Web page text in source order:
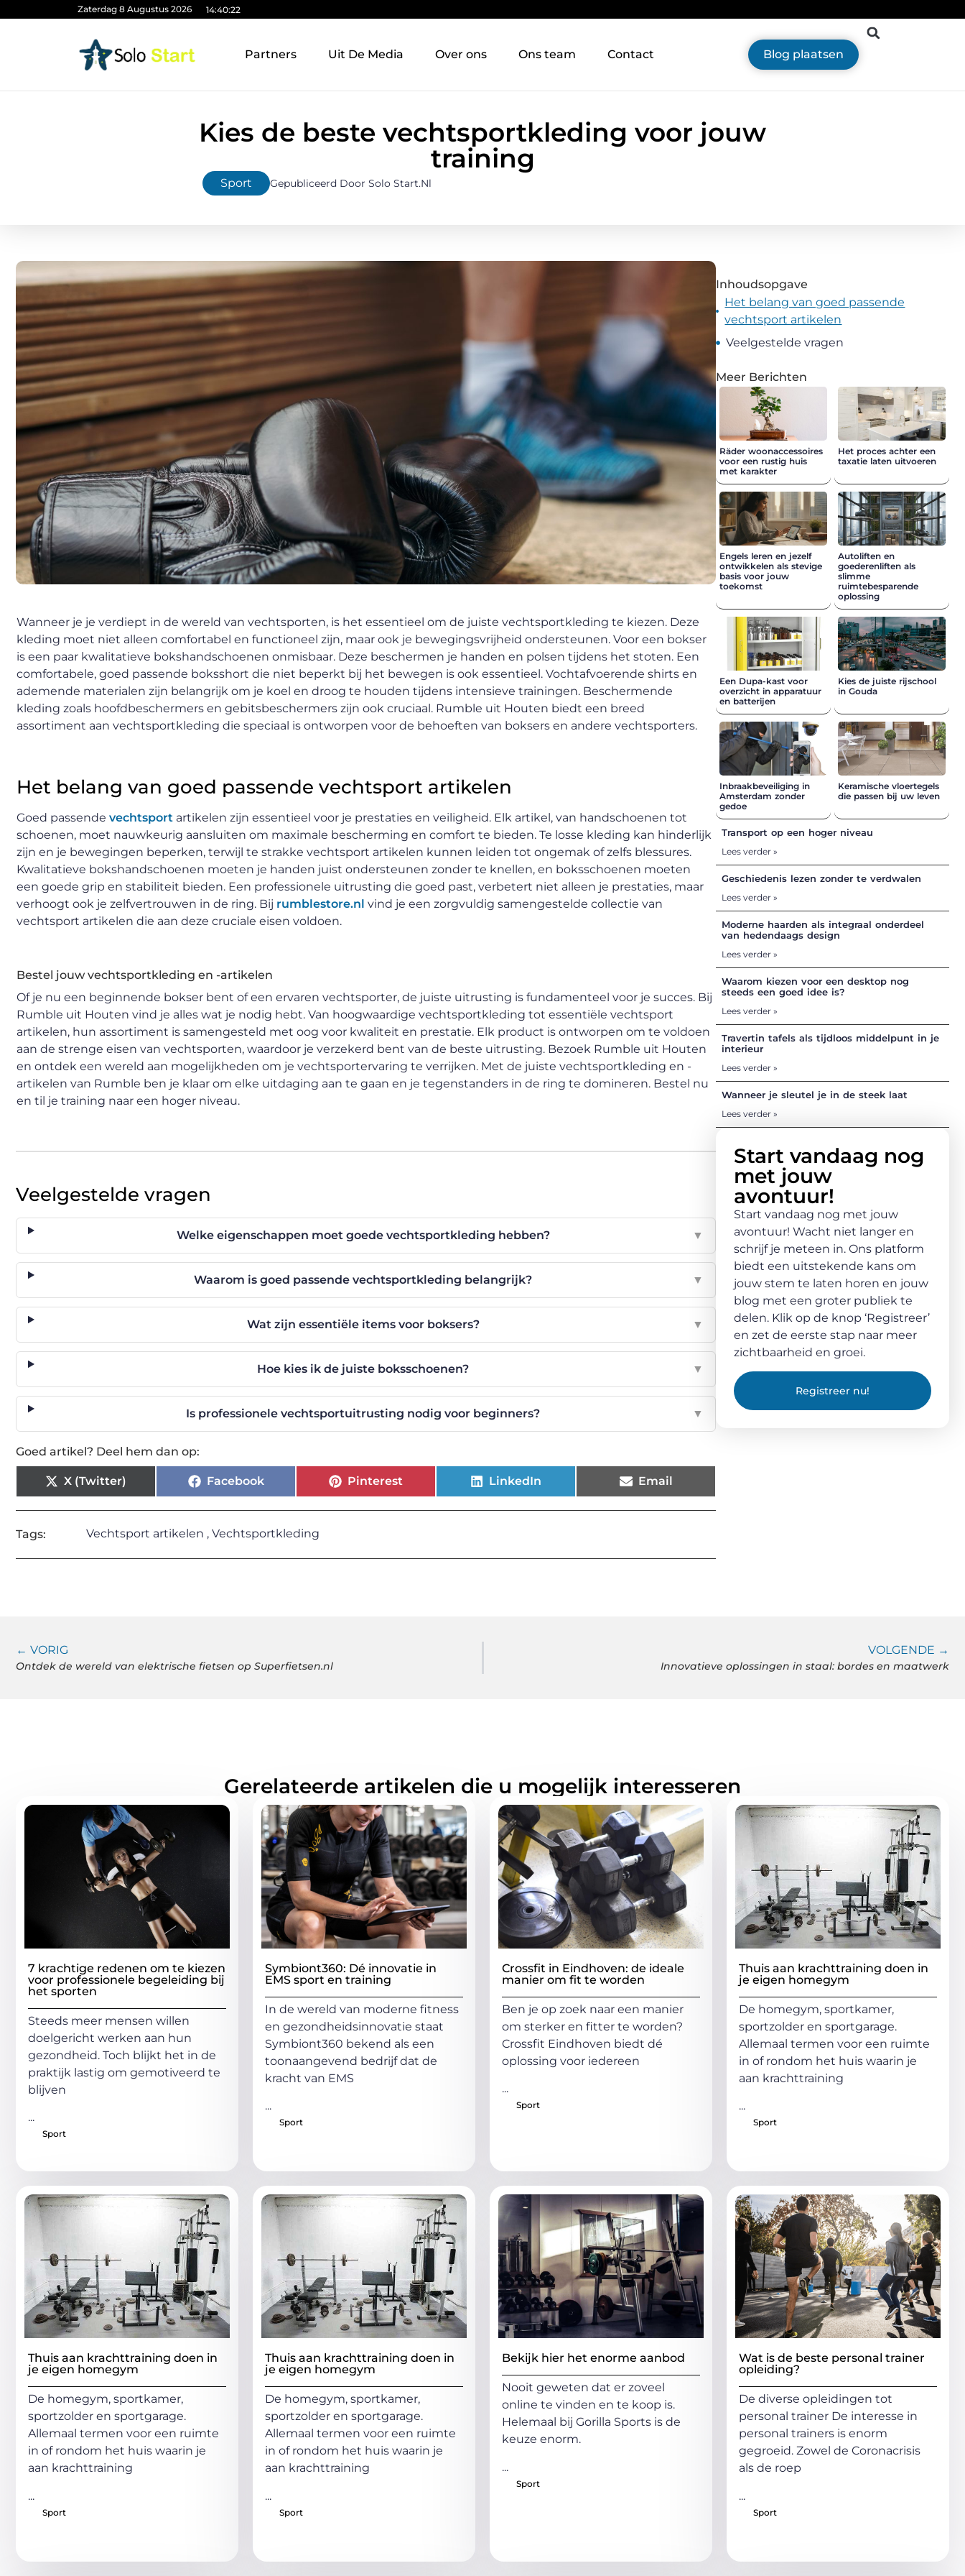
Zaterdag 8 Augustus 2026 14:40:24
Partners Uit De Media Over ons Ons team Contact Blog plaatsen
Kies de beste vechtsportkleding voor jouw
training
Sport Gepubliceerd Door Solo Start.nl
Wanneer je je verdiept in de wereld van vechtsporten, is het essentieel om de juiste vechtsportkleding te kiezen. Deze
kleding moet niet alleen comfortabel en functioneel zijn, maar ook je bewegingsvrijheid ondersteunen. Voor een bokser
is een paar kwalitatieve bokshandschoenen onmisbaar. Deze beschermen je handen en polsen tijdens het stoten. Een
comfortabele, goed passende boksshort die niet beperkt bij het bewegen is ook essentieel. Vochtafvoerende shirts en
ademende materialen zijn belangrijk om je koel en droog te houden tijdens intensieve trainingen. Beschermende
kleding zoals hoofdbeschermers en gebitsbeschermers zijn ook cruciaal. Rumble uit Houten biedt een breed
assortiment aan vechtsportkleding die speciaal is ontworpen voor de behoeften van boksers en andere vechtsporters.
Het belang van goed passende vechtsport artikelen
Goed passende vechtsport artikelen zijn essentieel voor je prestaties en veiligheid. Elk artikel, van handschoenen tot
schoenen, moet nauwkeurig aansluiten om maximale bescherming en comfort te bieden. Te losse kleding kan hinderlijk
zijn en je bewegingen beperken, terwijl te strakke vechtsport artikelen kunnen leiden tot ongemak of zelfs blessures.
Kwalitatieve bokshandschoenen moeten je handen juist ondersteunen zonder te knellen, en boksschoenen moeten
een goede grip en stabiliteit bieden. Een professionele uitrusting die goed past, verbetert niet alleen je prestaties, maar
verhoogt ook je zelfvertrouwen in de ring. Bij rumblestore.nl vind je een zorgvuldig samengestelde collectie van
vechtsport artikelen die aan deze cruciale eisen voldoen.
Bestel jouw vechtsportkleding en -artikelen
Of je nu een beginnende bokser bent of een ervaren vechtsporter, de juiste uitrusting is fundamenteel voor je succes. Bij
Rumble uit Houten vind je alles wat je nodig hebt. Van hoogwaardige vechtsportkleding tot essentiële vechtsport
artikelen, hun assortiment is samengesteld met oog voor kwaliteit en prestatie. Elk product is ontworpen om te voldoen
aan de strenge eisen van vechtsporten, waardoor je verzekerd bent van de beste uitrusting. Bezoek Rumble uit Houten
en ontdek een wereld aan mogelijkheden om je vechtsportervaring te verrijken. Met de juiste vechtsportkleding en -
artikelen van Rumble ben je klaar om elke uitdaging aan te gaan en je tegenstanders in de ring te domineren. Bestel nu
en til je training naar een hoger niveau.
Veelgestelde vragen
Welke eigenschappen moet goede vechtsportkleding hebben? ▼
Waarom is goed passende vechtsportkleding belangrijk? ▼
Wat zijn essentiële items voor boksers? ▼
Hoe kies ik de juiste boksschoenen? ▼
Is professionele vechtsportuitrusting nodig voor beginners? ▼
Goed artikel? Deel hem dan op:
X (Twitter) Facebook Pinterest LinkedIn Email
Tags: Vechtsport artikelen , Vechtsportkleding
Inhoudsopgave
Het belang van goed passende
vechtsport artikelen
Veelgestelde vragen
Meer Berichten
Räder woonaccessoires
voor een rustig huis
met karakter
Het proces achter een
taxatie laten uitvoeren
Engels leren en jezelf
ontwikkelen als stevige
basis voor jouw
toekomst
Autoliften en
goederenliften als
slimme
ruimtebesparende
oplossing
Een Dupa-kast voor
overzicht in apparatuur
en batterijen
Kies de juiste rijschool
in Gouda
Inbraakbeveiliging in
Amsterdam zonder
gedoe
Keramische vloertegels
die passen bij uw leven
Transport op een hoger niveau
Lees verder »
Geschiedenis lezen zonder te verdwalen
Lees verder »
Moderne haarden als integraal onderdeel
van hedendaags design
Lees verder »
Waarom kiezen voor een desktop nog
steeds een goed idee is?
Lees verder »
Travertin tafels als tijdloos middelpunt in je
interieur
Lees verder »
Wanneer je sleutel je in de steek laat
Lees verder »
Start vandaag nog
met jouw
avontuur!
Start vandaag nog met jouw
avontuur! Wacht niet langer en
schrijf je meteen in. Ons platform
biedt een uitstekende kans om
jouw stem te laten horen en jouw
blog met een groter publiek te
delen. Klik op de knop ‘Registreer’
en zet de eerste stap naar meer
zichtbaarheid en groei.
Registreer nu!
← VORIG
Ontdek de wereld van elektrische fietsen op Superfietsen.nl
VOLGENDE →
Innovatieve oplossingen in staal: bordes en maatwerk
Gerelateerde artikelen die u mogelijk interesseren
7 krachtige redenen om te kiezen
voor professionele begeleiding bij
het sporten
Steeds meer mensen willen
doelgericht werken aan hun
gezondheid. Toch blijkt het in de
praktijk lastig om gemotiveerd te
blijven
...
Sport
Symbiont360: Dé innovatie in
EMS sport en training
In de wereld van moderne fitness
en gezondheidsinnovatie staat
Symbiont360 bekend als een
toonaangevend bedrijf dat de
kracht van EMS
...
Sport
Crossfit in Eindhoven: de ideale
manier om fit te worden
Ben je op zoek naar een manier
om sterker en fitter te worden?
Crossfit Eindhoven biedt dé
oplossing voor iedereen
...
Sport
Thuis aan krachttraining doen in
je eigen homegym
De homegym, sportkamer,
sportzolder en sportgarage.
Allemaal termen voor een ruimte
in of rondom het huis waarin je
aan krachttraining
...
Sport
Thuis aan krachttraining doen in
je eigen homegym
De homegym, sportkamer,
sportzolder en sportgarage.
Allemaal termen voor een ruimte
in of rondom het huis waarin je
aan krachttraining
...
Sport
Thuis aan krachttraining doen in
je eigen homegym
De homegym, sportkamer,
sportzolder en sportgarage.
Allemaal termen voor een ruimte
in of rondom het huis waarin je
aan krachttraining
...
Sport
Bekijk hier het enorme aanbod
Nooit geweten dat er zoveel
online te vinden en te koop is.
Helemaal bij Gorilla Sports is de
keuze enorm.
...
Sport
Wat is de beste personal trainer
opleiding?
De diverse opleidingen tot
personal trainer De interesse in
personal trainers is enorm
gegroeid. Zowel de Coronacrisis
als de roep
...
Sport